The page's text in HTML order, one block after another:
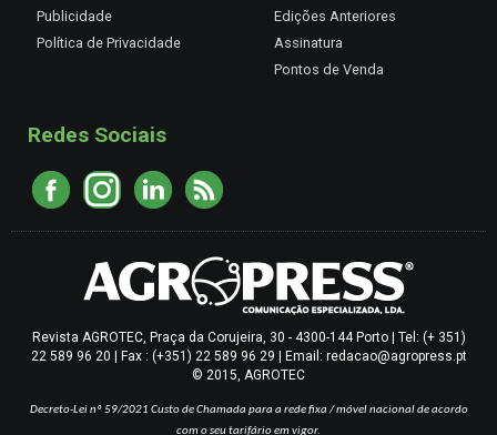
Publicidade
Política de Privacidade
Edições Anteriores
Assinatura
Pontos de Venda
Redes Sociais
Revista AGROTEC, Praça da Corujeira, 30 - 4300-144 Porto | Tel: (+ 351)
22 589 96 20 | Fax : (+351) 22 589 96 29 | Email: redacao@agropress.pt
© 2015, AGROTEC
Decreto-Lei nº 59/2021 Custo de Chamada para a rede fixa / móvel nacional de acordo
com o seu tarifário em vigor.